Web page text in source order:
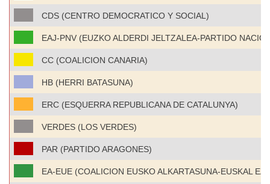
CDS (CENTRO DEMOCRATICO Y SOCIAL)
EAJ-PNV (EUZKO ALDERDI JELTZALEA-PARTIDO
CC (COALICION CANARIA)
HB (HERRI BATASUNA)
ERC (ESQUERRA REPUBLICANA DE CATALUNYA)
VERDES (LOS VERDES)
PAR (PARTIDO ARAGONES)
EA-EUE (COALICION EUSKO ALKARTASUNA-EUSKAL